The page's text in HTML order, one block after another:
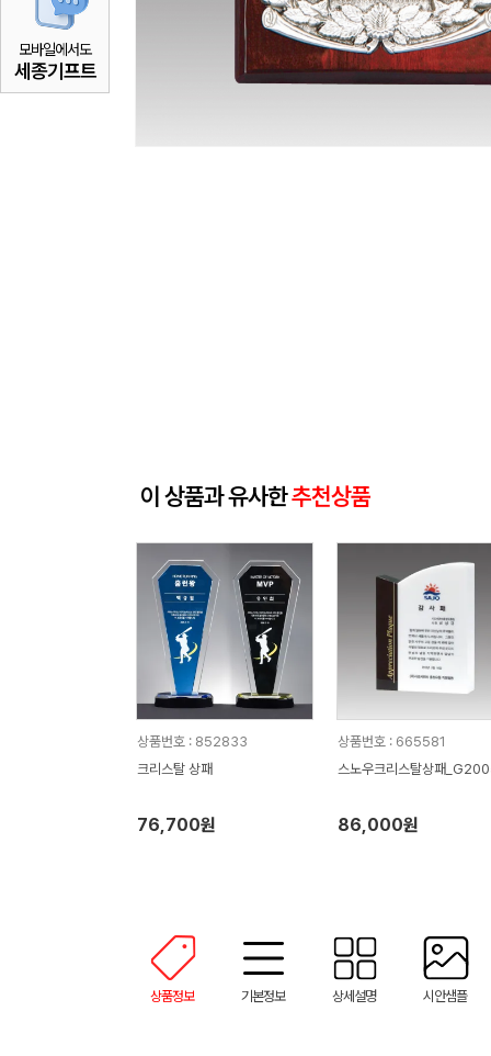
모바일에서도
세종기프트
이 상품과 유사한추천상품
상품번호 : 852833
크리스탈 상패
76,700원
상품번호 : 665581
스노우크리스탈상패
86,000원
상품정보 기본정보 상세설명 시안샘플